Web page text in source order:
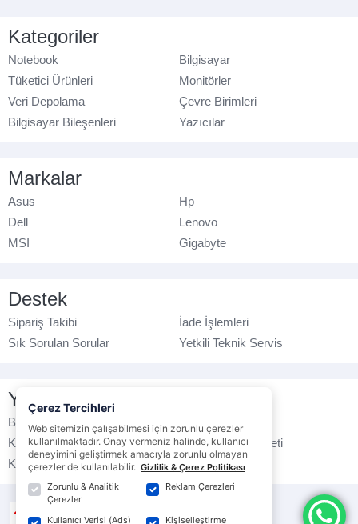
Kategoriler
Notebook
Bilgisayar
Tüketici Ürünleri
Monitörler
Veri Depolama
Çevre Birimleri
Bilgisayar Bileşenleri
Yazıcılar
Markalar
Asus
Hp
Dell
Lenovo
MSI
Gigabyte
Destek
Sipariş Takibi
İade İşlemleri
Sık Sorulan Sorular
Yetkili Teknik Servis
Yasal Bilgilendirme
Banka Hesap No
Çerez Politikası
Kullanım Koşulları
Ticari Elektronik İleti
K.V.K.K. Politikası
Veri Gizliliği
Çerez Tercihleri
Web sitemizin çalışabilmesi için zorunlu çerezler
kullanılmaktadır. Onay vermeniz halinde, kullanıcı
deneyimini geliştirmek amacıyla zorunlu olmayan
çerezler de kullanılabilir. Gizlilik & Çerez Politikası
Zorunlu & Analitik
Çerezler
Reklam Çerezleri
Kullanıcı Verisi (Ads) Kişiselleştirme